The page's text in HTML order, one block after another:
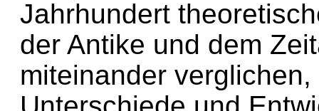
Jahrhundert
der Antike und dem
miteinander